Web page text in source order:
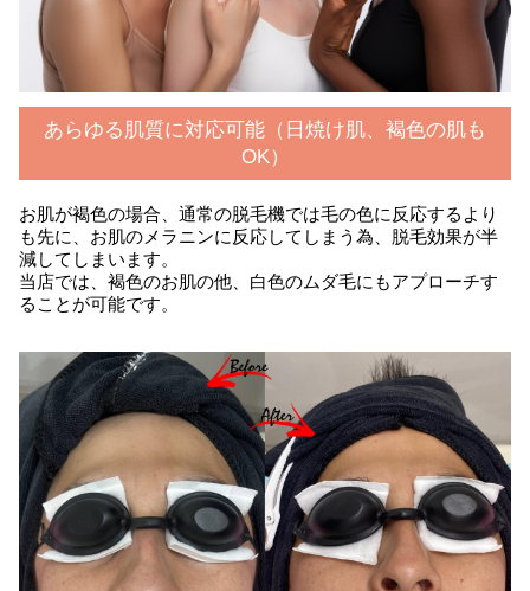
あらゆる肌質に対応可能（日焼け肌、褐色の肌も
OK）
お肌が褐色の場合、通常の脱毛機では毛の色に反応するより
も先に、お肌のメラニンに反応してしまう為、脱毛効果が半
減してしまいます。
当店では、褐色のお肌の他、白色のムダ毛にもアプローチす
ることが可能です。